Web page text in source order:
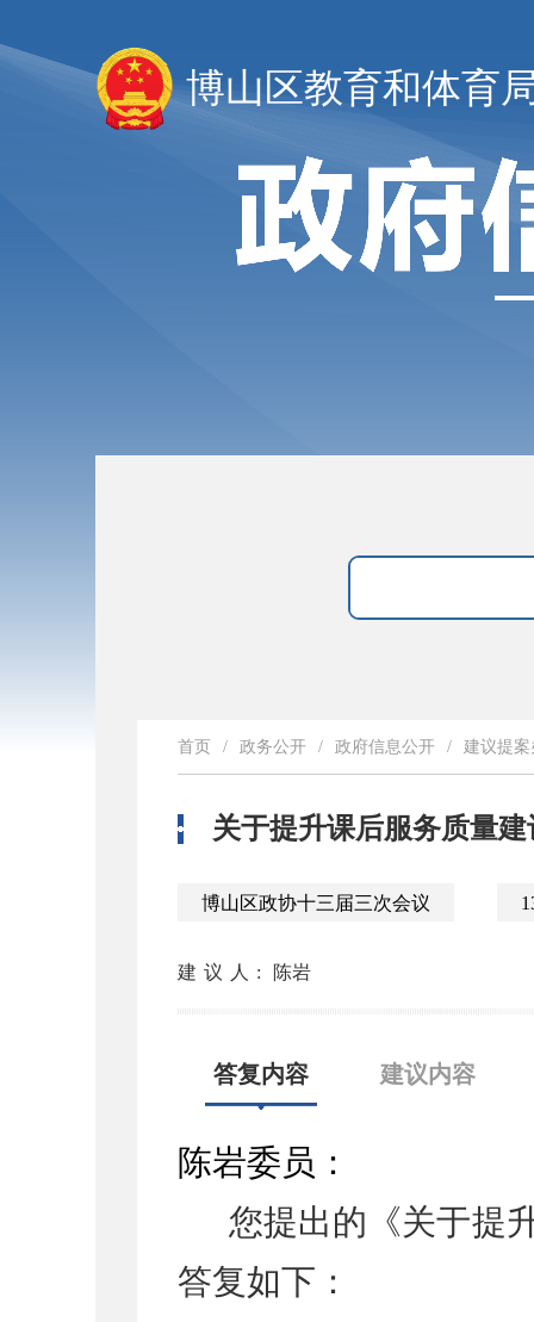
博山区教育和体育
首页 / 政务公开 / 政府信息公开 / 建议提案
关于提升课后服务质量
博山区政协十三届三次会议
建议人: 陈岩
答复内容 建议内容
陈岩委员：
您提出的《关于提
答复如下：